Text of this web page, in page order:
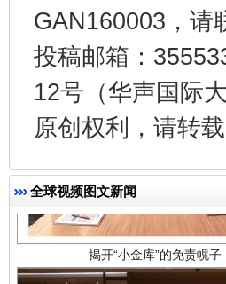
GAN160003，请
投稿邮箱：
12号（华声国际
原创权利，请转
全球视频图文新闻
揭开“小金库”的免责幌子